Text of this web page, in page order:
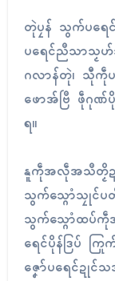
တုဲပၠန် သွက်ပရေ
ပရေၚ်ညဳသာသၟ
ဂလာန်တုဲ၊ သီုကဵုပ
ဖောအ်ဗြဳ ဖဵုဂုဏ်
ရ။
နူကဵုအလဵုအသဳတၟိဍု
သွက်သ္ဂောံသၠုၚ်ပ
သွက်သ္ဂောံထပ်ကဵု
ရေၚ်ပိုန်ဒြပ် က
ဇၞော်ပရေၚ်ဍု